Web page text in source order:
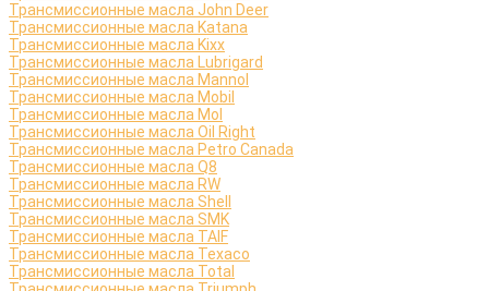
Трансмиссионные масла John Deer
Трансмиссионные масла Katana
Трансмиссионные масла Kixx
Трансмиссионные масла Lubrigard
Трансмиссионные масла Mannol
Трансмиссионные масла Mobil
Трансмиссионные масла Mol
Трансмиссионные масла Oil Right
Трансмиссионные масла Petro Canada
Трансмиссионные масла Q8
Трансмиссионные масла RW
Трансмиссионные масла Shell
Трансмиссионные масла SMK
Трансмиссионные масла TAIF
Трансмиссионные масла Texaco
Трансмиссионные масла Total